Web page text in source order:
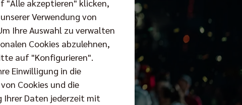
"Alle akzeptieren" klicken,
Verwendung von
Ihre Auswahl zu verwalten
Cookies abzulehnen,
auf "Konfigurieren".
Einwilligung in die
Cookies und die
Ihrer Daten jederzeit mit